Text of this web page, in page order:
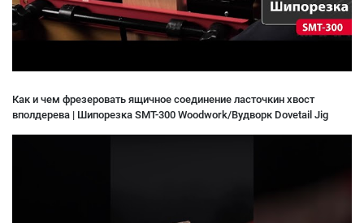
Как и чем фрезеровать ящичное соединение ласточкин хвост
вполдерева | Шипорезка SMT-300 Woodwork/Вудворк Dovetail Jig